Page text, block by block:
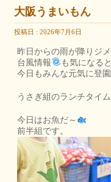
大阪うまいもん
投稿日 : 2026年7月6日
昨日からの雨が降りジ
台風情報
も気になる
今日もみんな元気に登
うさぎ組のランチタイ
今日はお魚だ～
前半組です。